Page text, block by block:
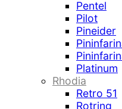
Pentel
Pilot
Pineider
Platinum
Rhodia
Retro 51
Rotring
was:
25,00 €.
τιμή
είναι:
23,75 €.